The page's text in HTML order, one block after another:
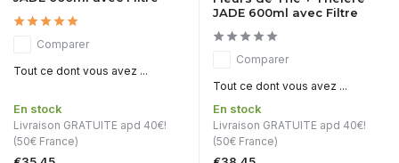
Comparer
Tout ce dont vous avez ...
En stock
Livraison GRATUITE apd 40€!
(50€ France)
JADE 600ml avec Filtre
Comparer
Tout ce dont vous avez ...
En stock
Livraison GRATUITE apd 40€!
(50€ France)